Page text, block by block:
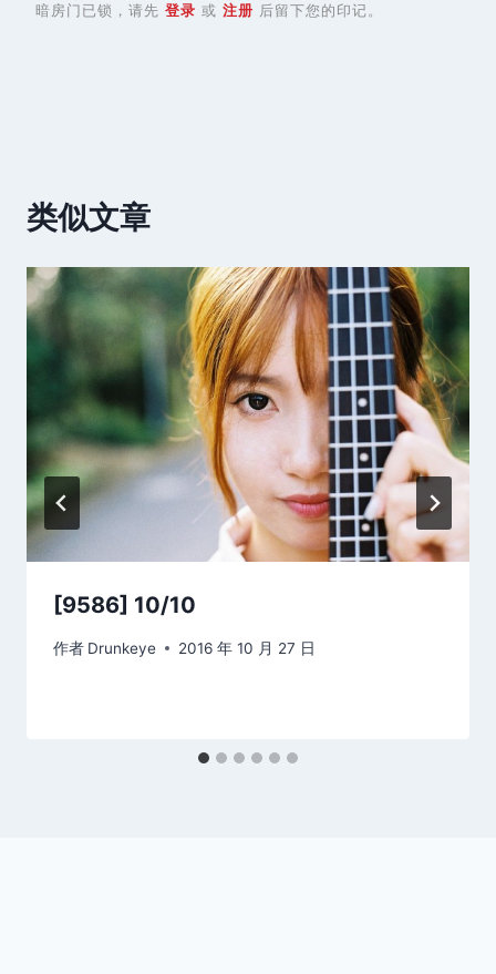
暗房门已锁，请先 登录 或 注册 后留下您的印记。
类似文章
[9586] 10/10
作者 Drunkeye 2016 年 10 月 27 日